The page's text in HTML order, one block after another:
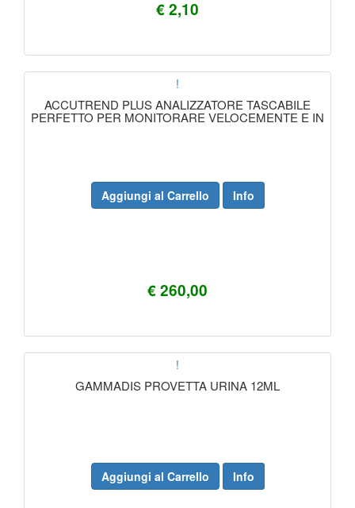
€ 2,10
!
ACCUTREND PLUS ANALIZZATORE TASCABILE
PERFETTO PER MONITORARE VELOCEMENTE E IN
€ 260,00
Aggiungi al Carrello Info
!
GAMMADIS PROVETTA URINA 12ML
Aggiungi al Carrello Info